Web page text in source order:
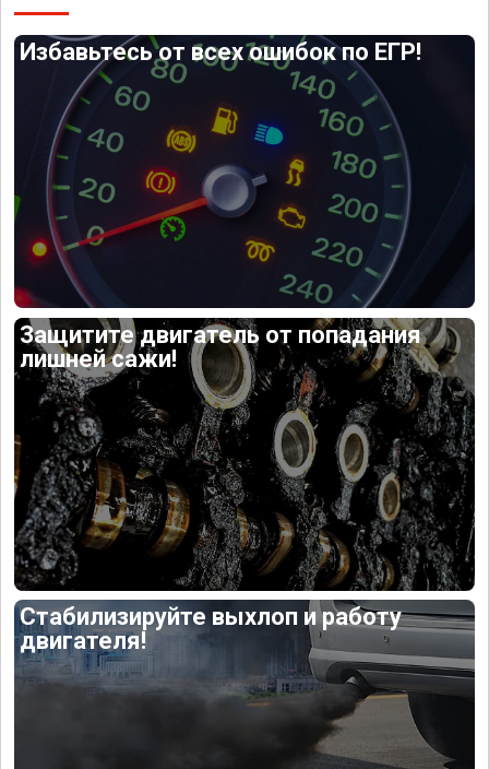
Избавьтесь от всех ошибок по ЕГР!
Защитите двигатель от попадания
лишней сажи!
Стабилизируйте выхлоп и работу
двигателя!